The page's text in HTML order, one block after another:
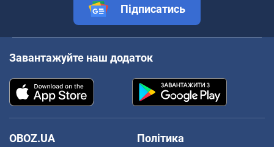
Підписатись
Завантажуйте наш додаток
OBOZ.UA
Політика